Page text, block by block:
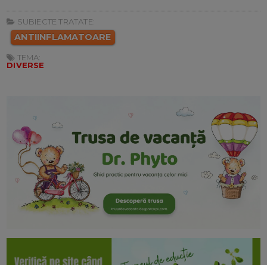
SUBIECTE TRATATE:
ANTIINFLAMATOARE
TEMA:
DIVERSE